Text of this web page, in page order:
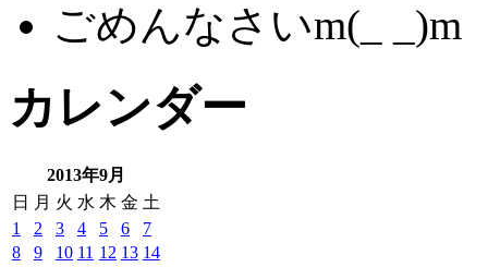
ごめんなさいm(_ _)m
カレンダー
2013年9月
日
月 火 水 木 金 土
1
2 3 4 5 6
7
8
9 10 11 12 13 14